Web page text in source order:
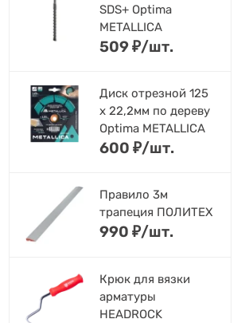
SDS+ Optima
METALLICA
509₽/шт.
Диск отрезной 125
x 22,2мм по дереву
Optima METALLICA
600 ₽/шт.
Правило 3м
трапеция ПОЛИТЕХ
990 ₽/шт.
Крюк для вязки
арматуры
HEADROCK